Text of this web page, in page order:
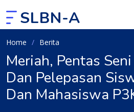
SLBN-A
Home Berita
Meriah, Pentas
Dan Pelepasan
Dan Mahasiswa